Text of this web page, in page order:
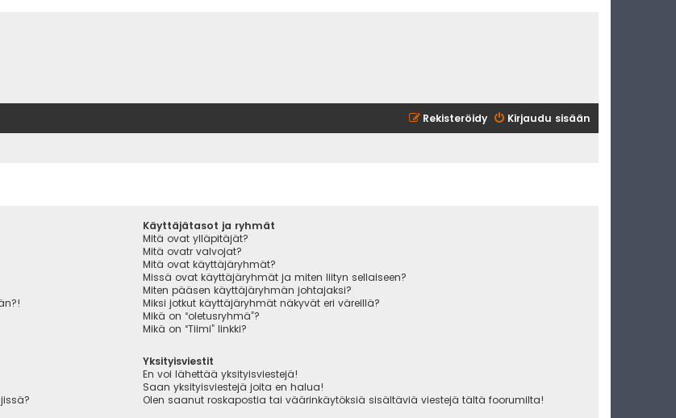
Kirjaudu sisään
Rekisteröidy
Käyttäjätasot ja ryhmät
Mitä ovat ylläpitäjät?
Mitä ovatr valvojat?
Mitä ovat käyttäjäryhmät?
Missä ovat käyttäjäryhmät ja miten liityn sellaiseen?
Miten pääsen käyttäjäryhmän johtajaksi?
Miksi jotkut käyttäjäryhmät näkyvät eri väreillä?
Mikä on “oletusryhmä”?
Mikä on “Tiimi” linkki?
Yksityisviestit
En voi lähettää yksityisviestejä!
Saan yksityisviestejä joita en halua!
Olen saanut roskapostia tai väärinkäytöksiä sisältäviä viestejä tältä foorumilta!